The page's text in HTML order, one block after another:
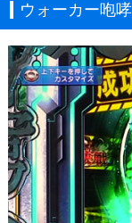
ウォーカー咆